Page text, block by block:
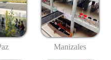
Manizales